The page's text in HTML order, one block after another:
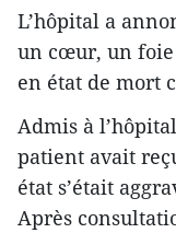
L’hôpital a
un cœur, un
en état de mort
Admis à
patient avait
état s’était
Après